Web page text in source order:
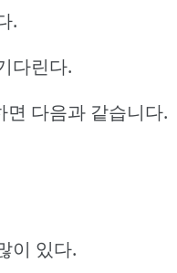
.
다린다.
면 다음과 같습니다.
이 있다.